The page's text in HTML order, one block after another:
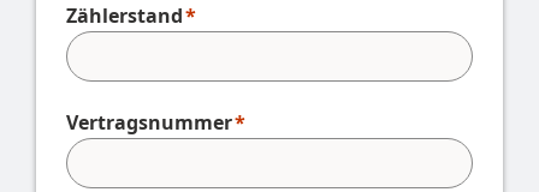
Zählerstand
Vertragsnummer